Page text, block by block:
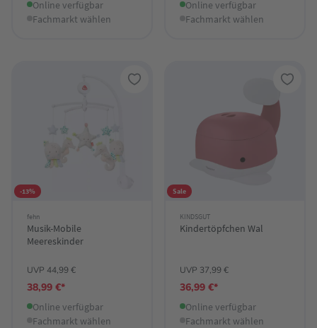
Online verfügbar
Fachmarkt wählen
Online verfügbar
Fachmarkt wählen
-13%
fehn
Musik-Mobile
Meereskinder
UVP 44,99 €
38,99 €*
Online verfügbar
Fachmarkt wählen
Sale
KINDSGUT
Kindertöpfchen Wal
UVP 37,99 €
36,99 €*
Online verfügbar
Fachmarkt wählen